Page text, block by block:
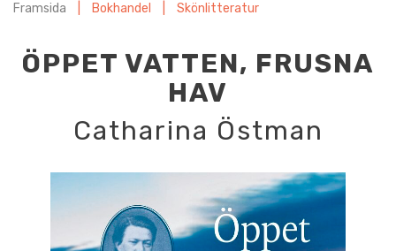
Framsida Bokhandel Skönlitteratur
ÖPPET VATTEN, FRUSNA
HAV
Catharina Östman